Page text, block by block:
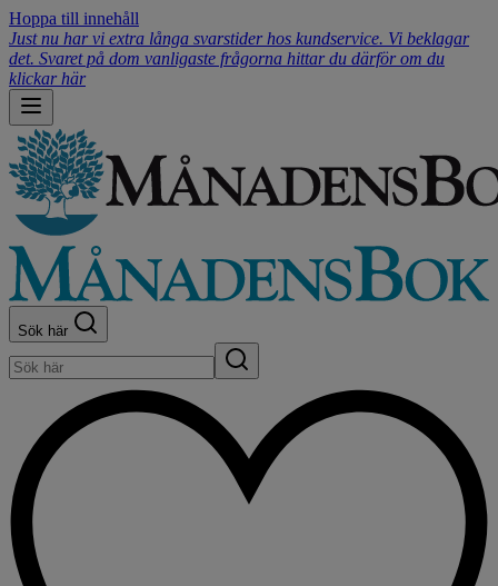
Hoppa till innehåll
Just nu har vi extra långa svarstider hos kundservice. Vi beklagar
det. Svaret på dom vanligaste frågorna hittar du därför om du
klickar här
Sök här